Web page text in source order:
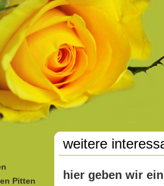
Pitten
weitere
hier geben wir